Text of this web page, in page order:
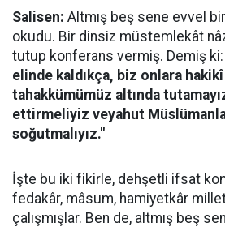
Salisen: Altmış beş sene evvel
okudu. Bir dinsiz müstemlekât
tutup konferans vermiş. Demiş ki:
elinde kaldıkça, biz onlara
tahakkümümüz altında
ettirmeliyiz veyahut
soğutmalıyız."
İşte bu iki fikirle, dehşetli ifsat
fedakâr, mâsum, hamiyetkâr
çalışmışlar. Ben de, altmış beş